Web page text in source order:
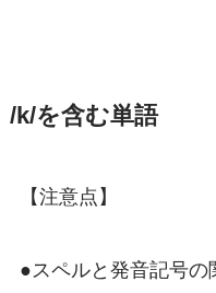
/k/を含む単語
【注意点】
●スペルと発音記号